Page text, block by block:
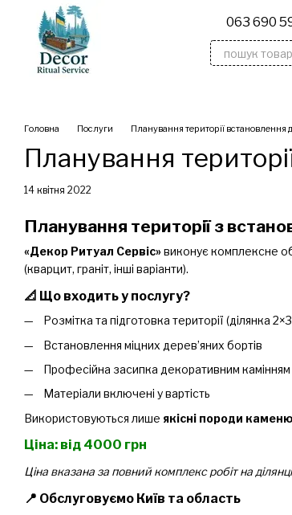
Перейти до основного контенту
063 690
Головна Послуги Планування території встановлення
Планування
14 квітня 2022
Планування території з
«Декор Ритуал Сервіс» виконує комплексне
(кварцит, граніт, інші варіанти).
📐 Що входить у послугу?
Розмітка та підготовка території (ділянка
Встановлення міцних дерев’яних бортів
Професійна засипка декоративним камінням
Матеріали включені у вартість
Використовуються лише якісні породи каменю
Ціна: від 4000 грн
Ціна вказана за повний комплекс робіт на
📍 Обслуговуємо Київ та область